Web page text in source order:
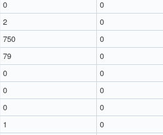
0 0
2 0
750 0
79 0
0 0
0 0
0 0
1 0